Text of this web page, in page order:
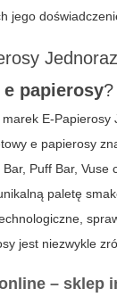
jego
papierosy?
marek E-Papierosy
e papierosy
Puff Bar, Vuse
paletę
jest niezwykle
– sklep